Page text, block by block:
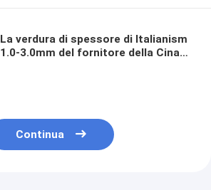
La verdura di spessore di Italianism
1.0-3.0mm del fornitore della Cina
Continua